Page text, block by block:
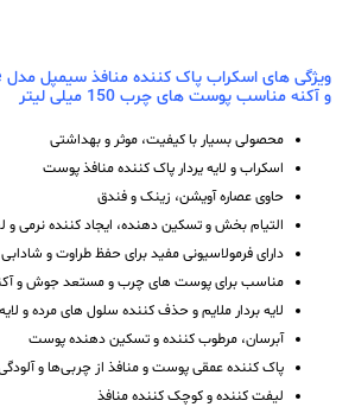
و آکنه مناسب پوست های چرب 150 میلی لیتر
محصولی بسیار با کیفیت، موثر و بهداشتی
اسکراب و لایه یردار پاک کننده منافذ پوست
حاوی عصاره آویشن، زینک و فندق
التیام بخش و تسکین دهنده، ایجاد کننده نرمی و
دارای فرمولاسیونی مفید برای حفظ طراوت و
مناسب برای پوست های چرب و مستعد جوش و
لایه بردار ملایم و حذف کننده سلول های مرده و
آبرسان، مرطوب کننده و تسکین دهنده پوست
پاک کننده عمقی پوست و منافذ از چربی‌ها و
لیفت کننده و کوچک کننده منافذ